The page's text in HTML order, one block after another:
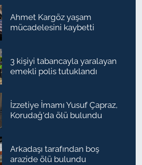
Ahmet Kargöz yaşam
mücadelesini kaybetti
3 kişiyi tabancayla yaralayan
emekli polis tutuklandı
İzzetiye İmamı Yusuf Çapraz,
Korudağ'da ölü bulundu
Arkadaşı tarafından boş
arazide ölü bulundu